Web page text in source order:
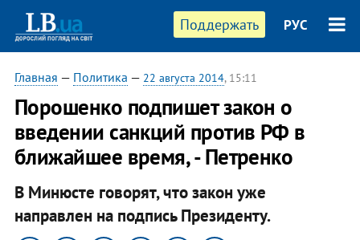
Поддержать РУС
Главная — Политика — 22 августа 2014, 15:11
Порошенко подпишет закон о
введении санкций против РФ в
ближайшее время, - Петренко
В Минюсте говорят, что закон уже
направлен на подпись Президенту.